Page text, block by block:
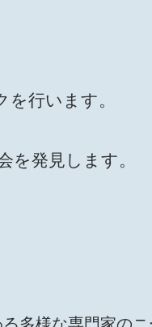
行います。
発見します。